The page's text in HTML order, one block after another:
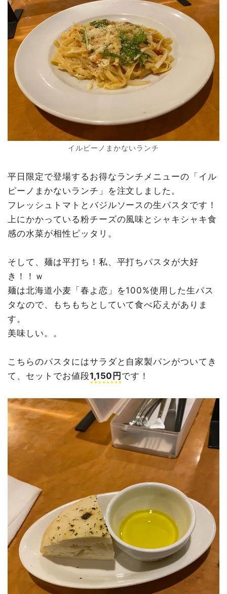
イルピーノまかないランチ
平日限定で登場するお得なランチメニューの「イル
ピーノまかないランチ」を注文しました。
フレッシュトマトとバジルソースの生パスタです！
上にかかっている粉チーズの風味とシャキシャキ食
感の水菜が相性ピッタリ。
そして、麺は平打ち！私、平打ちパスタが大好
き！！ｗ
麺は北海道小麦「春よ恋」を100%使用した生パス
タなので、もちもちとしていて食べ応えがありま
す。
美味しい。。
こちらのパスタにはサラダと自家製パンがついてき
て、セットでお値段1,150円です！